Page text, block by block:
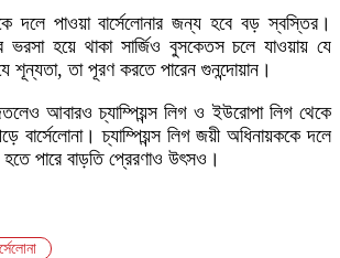
দলে পাওয়া বার্সেলোনার জন্য হবে বড় স্বস্তির।
ভরসা হয়ে থাকা সার্জিও বুসকেতস চলে যাওয়ায় যে
শূন্যতা, তা পূরণ করতে পারেন গুনন্দোয়ান।
আবারও চ্যাম্পিয়ন্স লিগ ও ইউরোপা লিগ থেকে
চ্যাম্পিয়ন্স লিগ জয়ী অধিনায়ককে দলে
পারে বাড়তি প্রেরণাও উৎসও।